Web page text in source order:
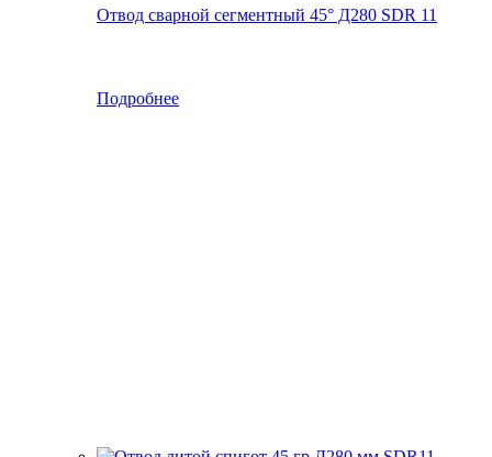
Отвод сварной сегментный 45° Д280 SDR 11
Подробнее